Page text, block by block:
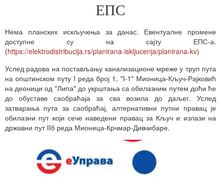
ЕПС
Нема планских искључења за данас. Евентуалне промене
доступне су на сајту ЕПС-а.
(https://elektrodistribucija.rs/planirana-iskljucenja/planirana-kv)
Услед радова на постављању канализационе мреже у труп пута
на општинском путу I реда број 1, "I-1" Мионица-Кључ-Рајковић
на деоници од "Липа" до укрштања са обилазним путем доћи ће
до обуставе саобраћаја за сва возила до даљег. Услед
затварања пута за саобраћај, алтернативни путни правац је
обилазни пут који сече наведени правац за Кључ и излази на
државни пут IIб реда Мионица-Крчмар-Дивчибаре.